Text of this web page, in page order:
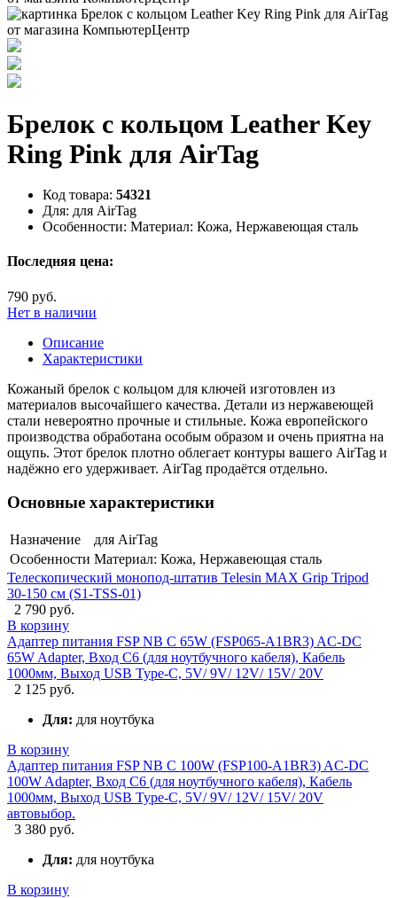
Брелок с кольцом Leather Key
Ring Pink для AirTag
Код товара: 54321
Для: для AirTag
Особенности: Материал: Кожа, Нержавеющая сталь
Последняя цена:
790 руб.
Нет в наличии
Описание
Характеристики
Кожаный брелок с кольцом для ключей изготовлен из
материалов высочайшего качества. Детали из нержавеющей
стали невероятно прочные и стильные. Кожа европейского
производства обработана особым образом и очень приятна на
ощупь. Этот брелок плотно облегает контуры вашего AirTag и
надёжно его удерживает. AirTag продаётся отдельно.
Основные характеристики
Назначение
для AirTag
Особенности Материал: Кожа, Нержавеющая сталь
Телескопический монопод-штатив Telesin MAX Grip Tripod
30-150 см (S1-TSS-01)
2 790 руб.
В корзину
Адаптер питания FSP NB C 65W (FSP065-A1BR3) AC-DC
65W Adapter, Вход C6 (для ноутбучного кабеля), Кабель
1000мм, Выход USB Type-C, 5V/ 9V/ 12V/ 15V/ 20V
2 125 руб.
Для: для ноутбука
В корзину
Адаптер питания FSP NB C 100W (FSP100-A1BR3) AC-DC
100W Adapter, Вход C6 (для ноутбучного кабеля), Кабель
1000мм, Выход USB Type-C, 5V/ 9V/ 12V/ 15V/ 20V
автовыбор.
3 380 руб.
Для: для ноутбука
В корзину